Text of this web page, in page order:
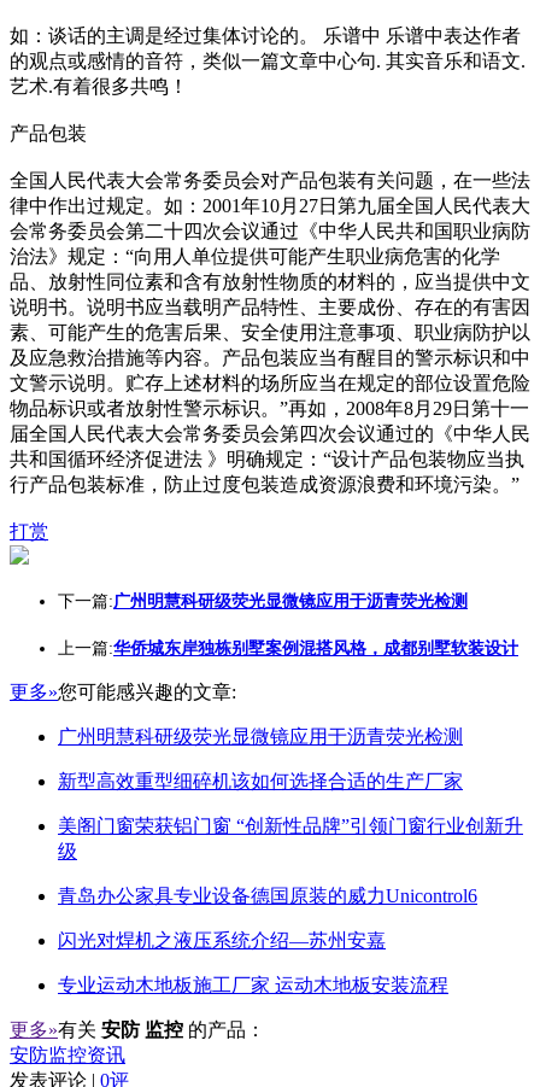
如：谈话的主调是经过集体讨论的。 乐谱中 乐谱中表达作者
的观点或感情的音符，类似一篇文章中心句. 其实音乐和语文.
艺术.有着很多共鸣！
产品包装
全国人民代表大会常务委员会对产品包装有关问题，在一些法
律中作出过规定。如：2001年10月27日第九届全国人民代表大
会常务委员会第二十四次会议通过《中华人民共和国职业病防
治法》规定：“向用人单位提供可能产生职业病危害的化学
品、放射性同位素和含有放射性物质的材料的，应当提供中文
说明书。说明书应当载明产品特性、主要成份、存在的有害因
素、可能产生的危害后果、安全使用注意事项、职业病防护以
及应急救治措施等内容。产品包装应当有醒目的警示标识和中
文警示说明。贮存上述材料的场所应当在规定的部位设置危险
物品标识或者放射性警示标识。”再如，2008年8月29日第十一
届全国人民代表大会常务委员会第四次会议通过的《中华人民
共和国循环经济促进法 》明确规定：“设计产品包装物应当执
行产品包装标准，防止过度包装造成资源浪费和环境污染。”
打赏
下一篇:广州明慧科研级荧光显微镜应用于沥青荧光检测
上一篇:华侨城东岸独栋别墅案例混搭风格，成都别墅软装设计
更多»您可能感兴趣的文章:
广州明慧科研级荧光显微镜应用于沥青荧光检测
新型高效重型细碎机该如何选择合适的生产厂家
美阁门窗荣获铝门窗 “创新性品牌”引领门窗行业创新升
级
青岛办公家具专业设备德国原装的威力Unicontrol6
闪光对焊机之液压系统介绍—苏州安嘉
专业运动木地板施工厂家 运动木地板安装流程
更多»有关 安防 监控 的产品：
安防监控资讯
发表评论 | 0评